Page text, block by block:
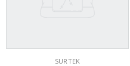
SURTEK